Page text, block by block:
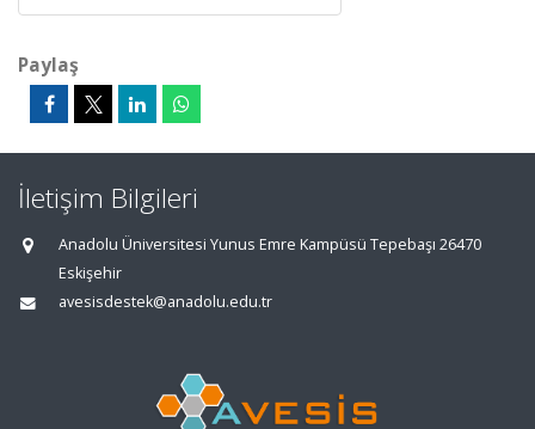
Paylaş
İletişim Bilgileri
Anadolu Üniversitesi Yunus Emre Kampüsü Tepebaşı 26470
Eskişehir
avesisdestek@anadolu.edu.tr